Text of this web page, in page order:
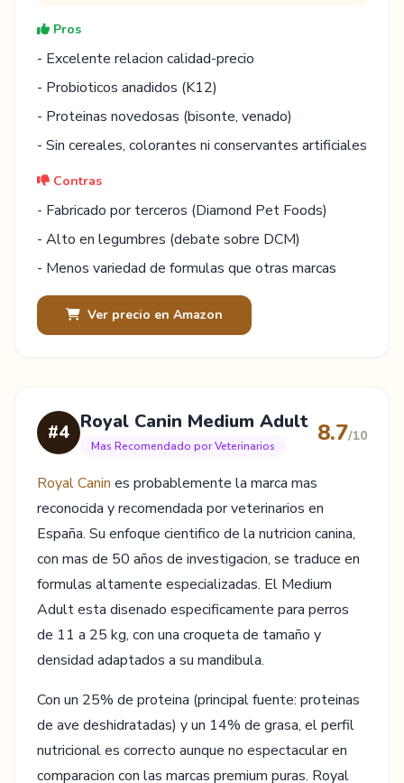
Pros
- Excelente relacion calidad-precio
- Probioticos anadidos (K12)
- Proteinas novedosas (bisonte, venado)
- Sin cereales, colorantes ni conservantes artificiales
Contras
- Fabricado por terceros (Diamond Pet Foods)
- Alto en legumbres (debate sobre DCM)
- Menos variedad de formulas que otras marcas
Ver precio en Amazon
#4 Royal Canin Medium Adult
Mas Recomendado por Veterinarios 8.7/10
Royal Canin es probablemente la marca mas
reconocida y recomendada por veterinarios en
España. Su enfoque cientifico de la nutricion canina,
con mas de 50 años de investigacion, se traduce en
formulas altamente especializadas. El Medium
Adult esta disenado especificamente para perros
de 11 a 25 kg, con una croqueta de tamaño y
densidad adaptados a su mandibula.
Con un 25% de proteina (principal fuente: proteinas
de ave deshidratadas) y un 14% de grasa, el perfil
nutricional es correcto aunque no espectacular en
comparacion con las marcas premium puras. Royal